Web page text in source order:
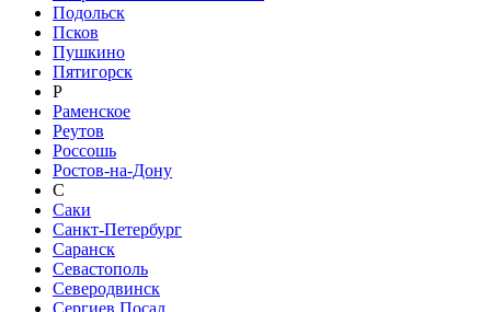
Подольск
Псков
Пушкино
Пятигорск
Р
Раменское
Реутов
Россошь
Ростов-на-Дону
С
Саки
Санкт-Петербург
Саранск
Севастополь
Северодвинск
Сергиев Посад